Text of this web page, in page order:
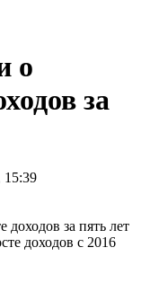
о
за
доходов с 2016